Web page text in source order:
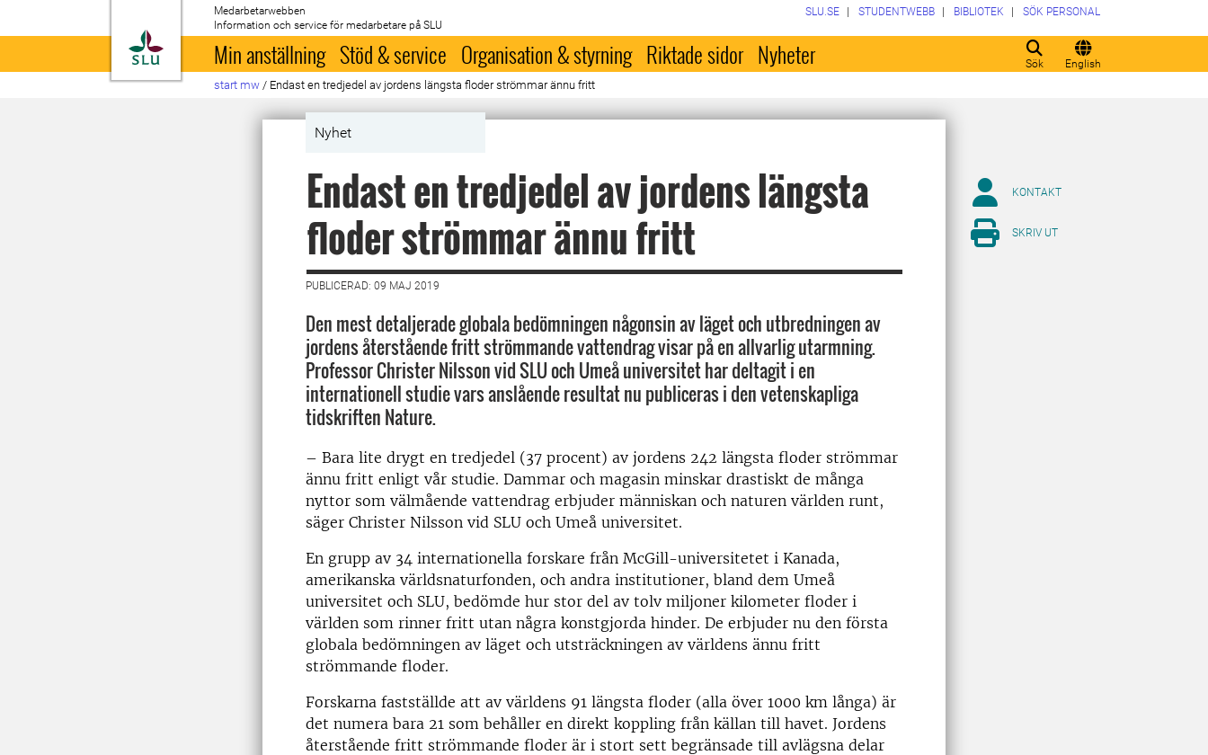
Till startsida
Medarbetarwebben
Information och service för medarbetare på SLU
Sök English
SLU.SE STUDENTWEBB BIBLIOTEK SÖK PERSONAL
Min anställning Stöd & service Organisation & styrning Riktade sidor Nyheter
start mw / Endast en tredjedel av jordens längsta floder strömmar ännu fritt
Nyhet
Endast en tredjedel av jordens längsta
floder strömmar ännu fritt
PUBLICERAD: 09 MAJ 2019
Den mest detaljerade globala bedömningen någonsin av läget och utbredningen av
jordens återstående fritt strömmande vattendrag visar på en allvarlig utarmning.
Professor Christer Nilsson vid SLU och Umeå universitet har deltagit i en
internationell studie vars anslående resultat nu publiceras i den vetenskapliga
tidskriften Nature.
– Bara lite drygt en tredjedel (37 procent) av jordens 242 längsta floder strömmar
ännu fritt enligt vår studie. Dammar och magasin minskar drastiskt de många
nyttor som välmående vattendrag erbjuder människan och naturen världen runt,
säger Christer Nilsson vid SLU och Umeå universitet.
En grupp av 34 internationella forskare från McGill-universitetet i Kanada,
amerikanska världsnaturfonden, och andra institutioner, bland dem Umeå
universitet och SLU, bedömde hur stor del av tolv miljoner kilometer floder i
världen som rinner fritt utan några konstgjorda hinder. De erbjuder nu den första
globala bedömningen av läget och utsträckningen av världens ännu fritt
strömmande floder.
Forskarna fastställde att av världens 91 längsta floder (alla över 1000 km långa) är
det numera bara 21 som behåller en direkt koppling från källan till havet. Jordens
återstående fritt strömmande floder är i stort sett begränsade till avlägsna delar
KONTAKT
SKRIV UT